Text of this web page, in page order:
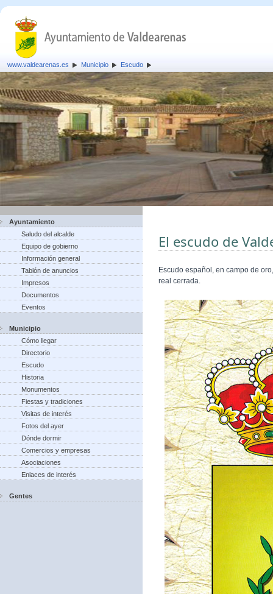
www.valdearenas.es Municipio Escudo
Ayuntamiento
Saludo del alcalde
Equipo de gobierno
Información general
Tablón de anuncios
Impresos
Documentos
Eventos
Municipio
Cómo llegar
Directorio
Escudo
Historia
Monumentos
Fiestas y tradiciones
Visitas de interés
Fotos del ayer
Dónde dormir
Comercios y empresas
Asociaciones
Enlaces de interés
Gentes
El escudo de
Escudo español, en campo de
real cerrada.